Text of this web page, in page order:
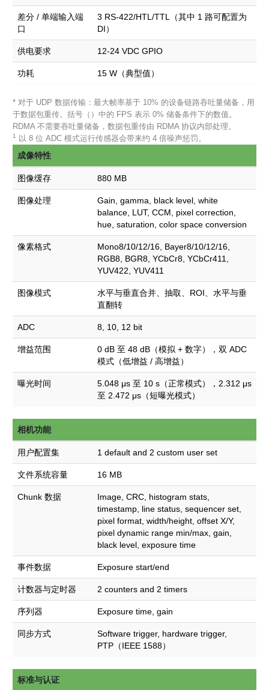
差分 / 单端输入端
口
3 RS-422/HTL/TTL（其中 1 路可配置为
DI）
供电要求 12-24 VDC GPIO
功耗 15 W（典型值）
* 对于 UDP 数据传输：最大帧率基于 10% 的设备链路吞吐量储备，用
于数据包重传。括号（）中的 FPS 表示 0% 储备条件下的数值。
RDMA 不需要吞吐量储备，数据包重传由 RDMA 协议内部处理。
1 以 8 位 ADC 模式运行传感器会带来约 4 倍噪声惩罚。
成像特性
图像缓存 880 MB
图像处理
Gain, gamma, black level, white
balance, LUT, CCM, pixel correction,
hue, saturation, color space conversion
像素格式
Mono8/10/12/16, Bayer8/10/12/16,
RGB8, BGR8, YCbCr8, YCbCr411,
YUV422, YUV411
图像模式
水平与垂直合并、抽取、ROI、水平与垂
直翻转
ADC 8, 10, 12 bit
增益范围
0 dB 至 48 dB（模拟 + 数字），双 ADC
模式（低增益 / 高增益）
曝光时间
5.048 μs 至 10 s（正常模式），2.312 μs
至 2.472 μs（短曝光模式）
相机功能
用户配置集 1 default and 2 custom user set
文件系统容量 16 MB
Chunk 数据
Image, CRC, histogram stats,
timestamp, line status, sequencer set,
pixel format, width/height, offset X/Y,
pixel dynamic range min/max, gain,
black level, exposure time
事件数据 Exposure start/end
计数器与定时器 2 counters and 2 timers
序列器 Exposure time, gain
同步方式
Software trigger, hardware trigger,
PTP（IEEE 1588）
标准与认证